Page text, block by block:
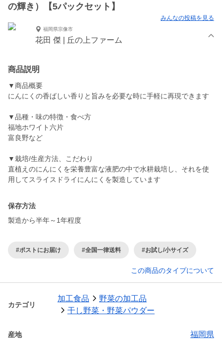
の輝き）【5パックセット】
みんなの投稿を見る
福岡県宗像市
花田 傑 | 丘の上ファーム
商品説明
▼商品概要
にんにくの香ばしい香りと旨みを必要な時に手軽に再現できます
▼品種・味の特徴・食べ方
福地ホワイト六片
富良野など
▼栽培/生産方法、こだわり
直植えのにんにくを栄養豊富な液肥の中で水耕栽培し、それを使
用してスライスドライにんにくを製造しています
保存方法
製造から半年～1年程度
#ポストにお届け #全国一律送料 #お試し/小サイズ
この商品のタイプについて
カテゴリ
加工食品
野菜の加工品
干し野菜・野菜パウダー
産地 福岡県